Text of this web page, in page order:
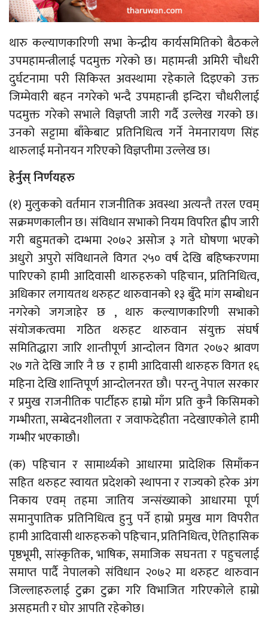
थारु कल्याणकारिणी सभा केन्द्रीय कार्यसमितिको बैठकले
उपमहामन्त्रीलाई पदमुक्त गरेको छ। महामन्त्री अमिरी चौधरी
दुर्घटनामा परी सिकिस्त अवस्थामा रहेकाले दिइएको उक्त
जिम्मेवारी बहन नगरेको भन्दै उपमहान्त्री इन्दिरा चौधरीलाई
पदमुक्त गरेको सभाले विज्ञप्ती जारी गर्दै उल्लेख गरको छ।
उनको सट्टामा बाँकेबाट प्रतिनिधित्व गर्ने नेमनारायण सिंह
थारुलाई मनोनयन गरिएको विज्ञप्तीमा उल्लेख छ।
हेर्नुस् निर्णयहरु
(१) मुलुकको वर्तमान राजनीतिक अवस्था अत्यन्तै तरल एवम्
सक्रमणकालीन छ। संविधान सभाको नियम विपरित ह्वीप जारी
गरी बहुमतको दम्भमा २०७२ असोज ३ गते घोषणा भएको
अधुरो अपुरो संविधानले विगत २५० वर्ष देखि बहिष्करणमा
पारिएको हामी आदिवासी थारुहरुको पहिचान, प्रतिनिधित्व,
अधिकार लगायतथ थरुहट थारुवानको १३ बुँदे मांग सम्बोधन
नगरेको जगजाहेर छ , थारु कल्याणकारिणी सभाको
संयोजकत्वमा गठित थरुहट थारुवान संयुक्त संघर्ष
समितिद्धारा जारि शान्तीपूर्ण आन्दोलन विगत २०७२ श्रावण
२७ गते देखि जारि नै छ र हामी आदिवासी थारुहरु विगत १६
महिना देखि शान्तिपूर्ण आन्दोलनरत छौ। परन्तु नेपाल सरकार
र प्रमुख राजनीतिक पार्टीहरु हाम्रो माँग प्रति कुनै किसिमको
गम्भीरता, सम्बेदनशीलता र जवाफदेहीता नदेखाएकोले हामी
गम्भीर भएकाछौ।
(क) पहिचान र सामार्थ्यको आधारमा प्रादेशिक सिमाँकन
सहित थरुहट स्वायत प्रदेशको स्थापना र राज्यको हरेक अंग
निकाय एवम् तहमा जातिय जन्संख्याको आधारमा पूर्ण
समानुपातिक प्रतिनिधित्व हुनु पर्ने हाम्रो प्रमुख माग विपरीत
हामी आदिवासी थारुहरुको पहिचान, प्रतिनिधित्व, ऐतिहासिक
पृष्ठभूमी, सांस्कृतिक, भाषिक, समाजिक सघनता र पहुचलाई
समाप्त पार्दै नेपालको संविधान २०७२ मा थरुहट थारुवान
जिल्लाहरुलाई टुक्रा टुक्रा गरि विभाजित गरिएकोले हाम्रो
असहमती र घोर आपति रहेकोछ।